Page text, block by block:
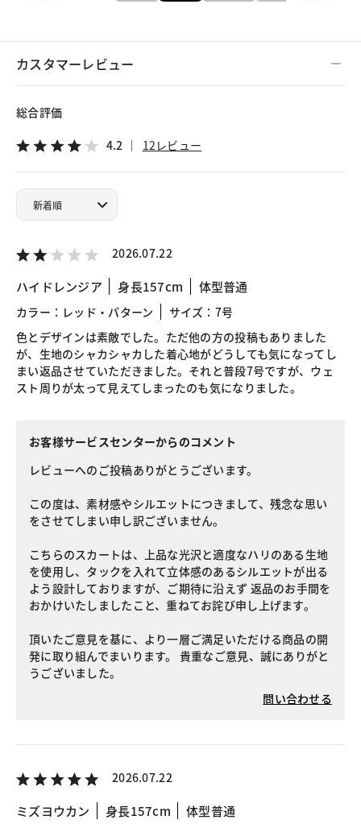
カスタマーレビュー
総合評価
4.2 12レビュー
2026.07.22
ハイドレンジア 身長157cm 体型普通
カラー：レッド・パターン
サイズ：7号
色とデザインは素敵でした。ただ他の方の投稿もありました
が、生地のシャカシャカした着心地がどうしても気になってし
まい返品させていただきました。それと普段7号ですが、ウェ
スト周りが太って見えてしまったのも気になりました。
お客様サービスセンターからのコメント
レビューへのご投稿ありがとうございます。
この度は、素材感やシルエットにつきまして、残念な思い
をさせてしまい申し訳ございません。
こちらのスカートは、上品な光沢と適度なハリのある生地
を使用し、タックを入れて立体感のあるシルエットが出る
よう設計しておりますが、ご期待に沿えず 返品のお手間を
おかけいたしましたこと、重ねてお詫び申し上げます。
頂いたご意見を基に、より一層ご満足いただける商品の開
発に取り組んでまいります。 貴重なご意見、誠にありがと
うございました。
問い合わせる
2026.07.22
ミズヨウカン 身長157cm 体型普通